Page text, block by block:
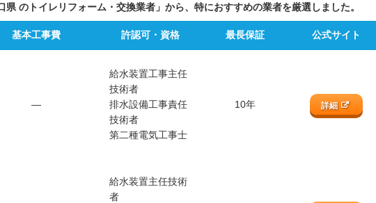
のトイレリフォーム・交換業者」から、特におすすめの業者を厳選しました。
基本工事費 許認可・資格 最長保証 公式サイト
―
給水装置工事主任
技術者
排水設備工事責任
技術者
第二種電気工事士
10年 詳細
給水装置主任技術
者